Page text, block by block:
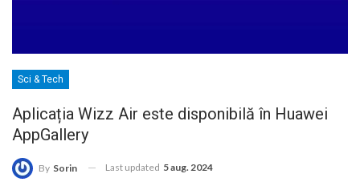
Sci & Tech
Aplicația Wizz Air este disponibilă în Huawei
AppGallery
By Sorin Last updated 5 aug. 2024